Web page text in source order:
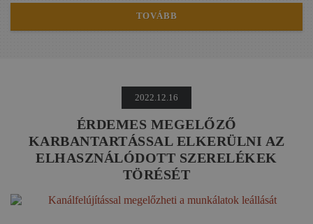
TOVÁBB
2022.12.16
ÉRDEMES MEGELŐZŐ
KARBANTARTÁSSAL ELKERÜLNI AZ
ELHASZNÁLÓDOTT SZERELÉKEK
TÖRÉSÉT